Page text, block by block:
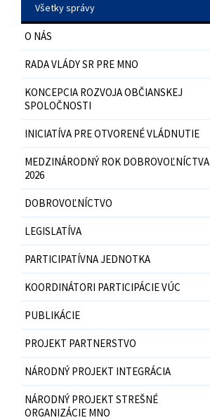
Všetky správy
O NÁS
RADA VLÁDY SR PRE MNO
KONCEPCIA ROZVOJA OBČIANSKEJ
SPOLOČNOSTI
INICIATÍVA PRE OTVORENÉ VLÁDNUTIE
MEDZINÁRODNÝ ROK DOBROVOĽNÍCTVA
2026
DOBROVOĽNÍCTVO
LEGISLATÍVA
PARTICIPATÍVNA JEDNOTKA
KOORDINÁTORI PARTICIPÁCIE VÚC
PUBLIKÁCIE
PROJEKT PARTNERSTVO
NÁRODNÝ PROJEKT INTEGRÁCIA
NÁRODNÝ PROJEKT STREŠNÉ
ORGANIZÁCIE MNO